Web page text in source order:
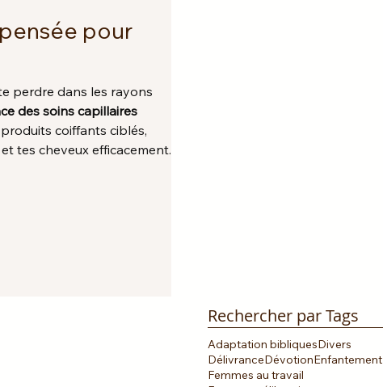
pour
perdre dans les rayons
des soins capillaires
coiffants ciblés,
tes cheveux efficacement.
Rechercher par Tags
Adaptation bibliquesDivers
DélivranceDévotionEnfantement
Femmes au travail